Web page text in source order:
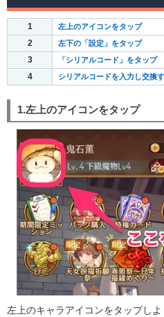
1 左上のアイコンをタップ
2 左下の「設定」をタップ
3 「シリアルコード」をタップ
4 シリアルコードを入力し交換
1.左上のアイコンをタップ
左上のキャラアイコンをタップし